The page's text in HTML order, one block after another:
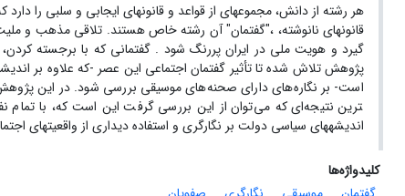
هر رشته از دانش، مجموعه­ای از قواعد و قانون­های ایجابی و سلبی را
قانون­های نانوشته، ،"گفتمان" آن رشته خاص هستند. تلاقی مذهب و
گیرد و هویت ملی در ایران پررنگ شود . گفتمانی که با برجسته
پژوهش تلاش شده تا تأثیر گفتمان اجتماعی این عصر -که علاوه بر
ترین نتیجه‌ای که می‌توان از این بررسی گرفت این است که، با
اندیشه­های سیاسی دولت بر نگارگری و استفاده دیداری از
کلیدواژه‌ها